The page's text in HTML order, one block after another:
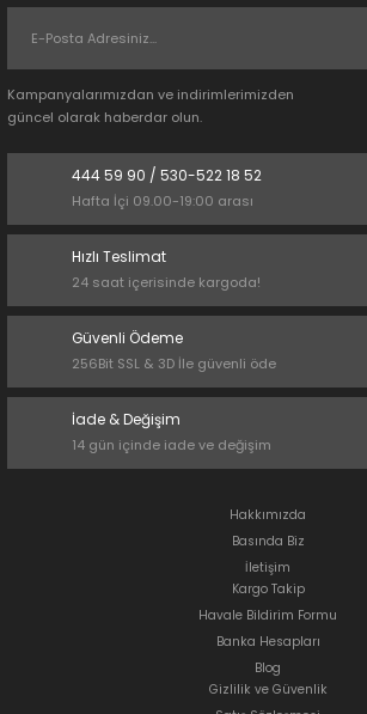
Kampanyalarımızdan ve indirimlerimizden
güncel olarak haberdar olun.
444 59 90 / 530-522 18 52
Hafta İçi 09.00-19:00 arası
Hızlı Teslimat
24 saat içerisinde kargoda!
Güvenli Ödeme
256Bit SSL & 3D İle güvenli öde
İade & Değişim
14 gün içinde iade ve değişim
Hakkımızda
Basında Biz
İletişim
Kargo Takip
Havale Bildirim Formu
Banka Hesapları
Blog
Gizlilik ve Güvenlik